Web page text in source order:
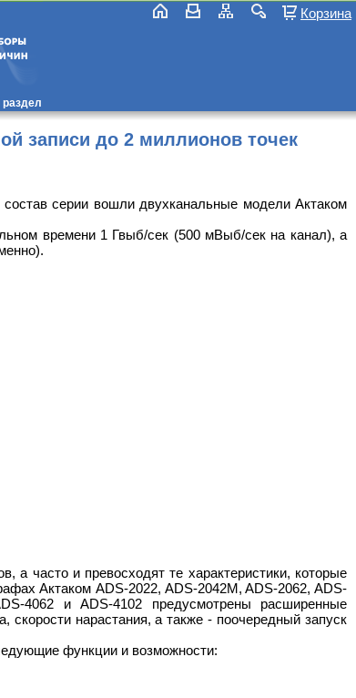
Корзина
записи до 2 миллионов точек
серии вошли двухканальные модели Актаком
времени 1 Гвыб/сек (500 мВыб/сек на канал), а
часто и превосходят те характеристики, которые
Актаком ADS-2022, ADS-2042M, ADS-2062, ADS-
4062 и ADS-4102 предусмотрены расширенные
скорости нарастания, а также - поочередный запуск
функции и возможности: